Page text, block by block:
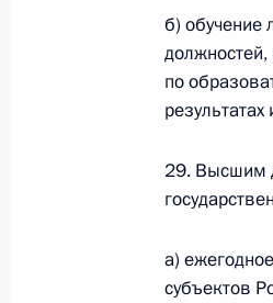
О внесении
26 июля 2026
б) обучение
по
29. Высшим
а)
субъектов